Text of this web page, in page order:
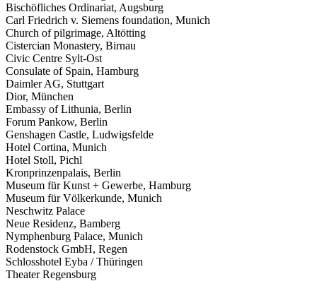
Bischöfliches Ordinariat, Augsburg
Carl Friedrich v. Siemens foundation, Munich
Church of pilgrimage, Altötting
Cistercian Monastery, Birnau
Civic Centre Sylt-Ost
Consulate of Spain, Hamburg
Daimler AG, Stuttgart
Dior, München
Embassy of Lithunia, Berlin
Forum Pankow, Berlin
Genshagen Castle, Ludwigsfelde
Hotel Cortina, Munich
Hotel Stoll, Pichl
Kronprinzenpalais, Berlin
Museum für Kunst + Gewerbe, Hamburg
Museum für Völkerkunde, Munich
Neschwitz Palace
Neue Residenz, Bamberg
Nymphenburg Palace, Munich
Rodenstock GmbH, Regen
Schlosshotel Eyba / Thüringen
Theater Regensburg